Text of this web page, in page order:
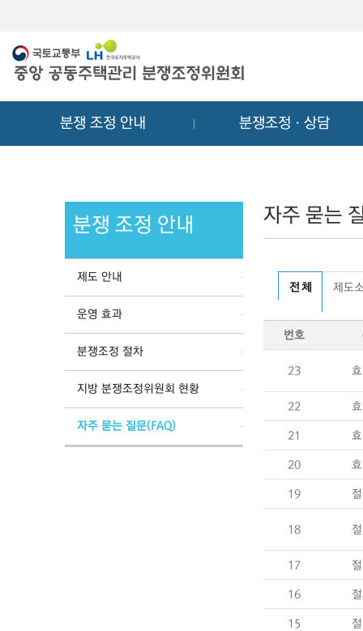
분쟁 조정 안내 분쟁조정ㆍ상담
분쟁 조정 안내
제도 안내
운영 효과
분쟁조정 절차
지방 분쟁조정위원회 현황
자주 묻는 질문(FAQ)
자주 묻는
전 체 제도
번호
23
22
21
20
19
18
17
16
15